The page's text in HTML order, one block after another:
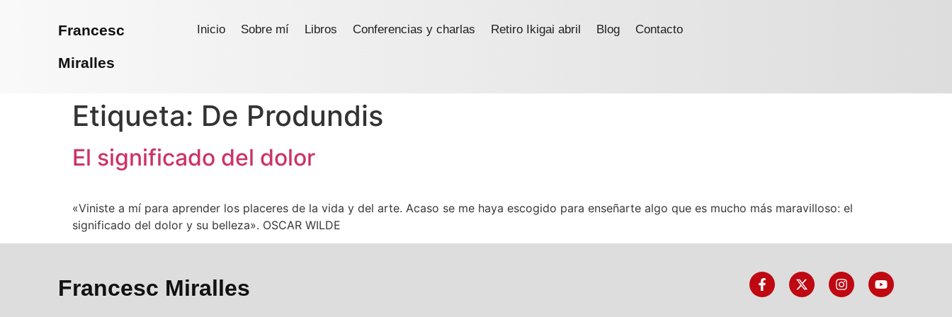
Francesc
Miralles
Inicio Sobre mí Libros Conferencias y charlas Retiro Ikigai abril Blog Contacto
Etiqueta: De Produndis
El significado del dolor
«Viniste a mí para aprender los placeres de la vida y del arte. Acaso se me haya escogido para enseñarte algo que es mucho más maravilloso: el
significado del dolor y su belleza». OSCAR WILDE
Francesc Miralles